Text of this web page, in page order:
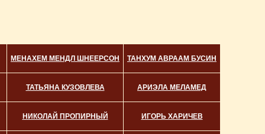
МЕНАХЕМ МЕНДЛ ШНЕЕРСОН ТАНХУМ АВРААМ БУСИН
ТАТЬЯНА КУЗОВЛЕВА АРИЭЛА МЕЛАМЕД
НИКОЛАЙ ПРОПИРНЫЙ ИГОРЬ ХАРИЧЕВ